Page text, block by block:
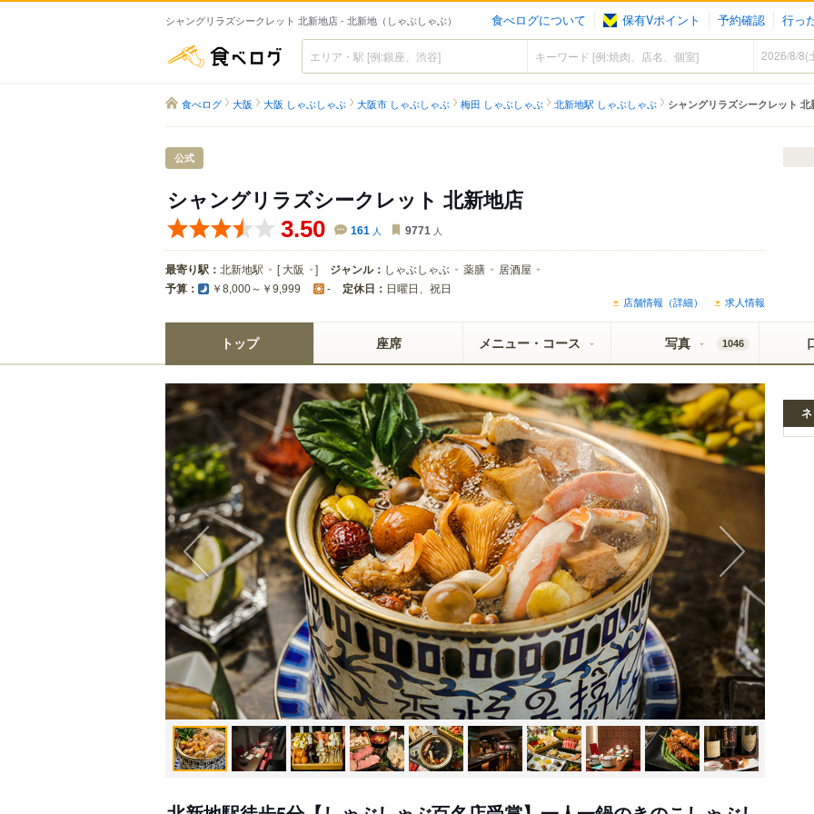
シャングリラズシークレット 北新地店 - 北新地（しゃぶしゃぶ） 食べログについて 保有Vポイント 予約確認 行っ
食べログ
食べログ 大阪 大阪 しゃぶしゃぶ 大阪市 しゃぶしゃぶ 梅田 しゃぶしゃぶ 北新地駅 しゃぶしゃぶ シャングリラズシークレット 北
公式
シャングリラズシークレット 北新地店
3.50 161 人 9771 人
最寄り駅： 北新地駅 [ 大阪 ] ジャンル： しゃぶしゃぶ 薬膳 居酒屋
予算： ￥8,000～￥9,999 - 定休日： 日曜日、祝日
店舗情報（詳細） 求人情報
トップ 座席 メニュー・コース 写真 1046